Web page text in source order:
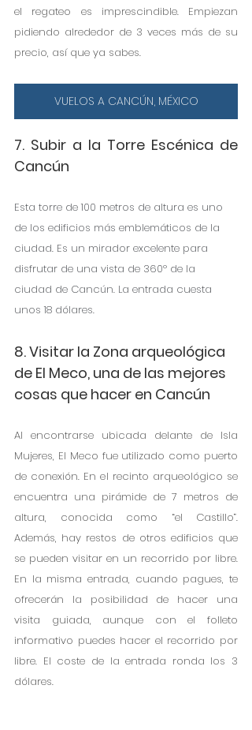
el regateo es imprescindible. Empiezan
pidiendo alrededor de 3 veces más de su
precio, así que ya sabes.
VUELOS A CANCÚN, MÉXICO
7. Subir a la Torre Escénica de
Cancún
Esta torre de 100 metros de altura es uno
de los edificios más emblemáticos de la
ciudad. Es un mirador excelente para
disfrutar de una vista de 360º de la
ciudad de Cancún. La entrada cuesta
unos 18 dólares.
8. Visitar la Zona arqueológica
de El Meco, una de las mejores
cosas que hacer en Cancún
Al encontrarse ubicada delante de Isla
Mujeres, El Meco fue utilizado como puerto
de conexión. En el recinto arqueológico se
encuentra una pirámide de 7 metros de
altura, conocida como “el Castillo”.
Además, hay restos de otros edificios que
se pueden visitar en un recorrido por libre.
En la misma entrada, cuando pagues, te
ofrecerán la posibilidad de hacer una
visita guiada, aunque con el folleto
informativo puedes hacer el recorrido por
libre. El coste de la entrada ronda los 3
dólares.